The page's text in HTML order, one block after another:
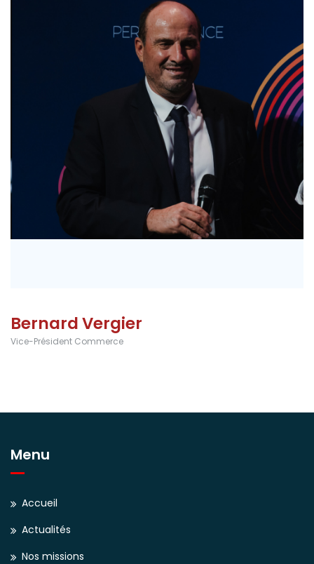
Bernard Vergier
Vice-Président Commerce
Menu
Accueil
Actualités
Nos missions